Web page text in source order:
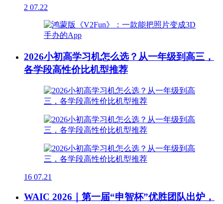
2 07.22
2026小初高学习机怎么选？从一年级到高三，
各学段高性价比机型推荐
16 07.21
WAIC 2026｜第一届“申智杯”优胜团队出炉，